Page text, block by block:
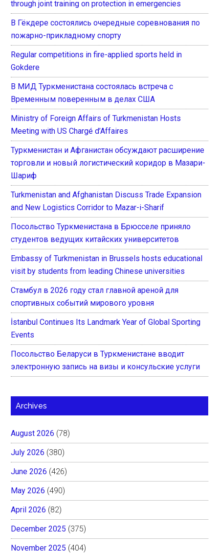
through joint training on protection in emergencies
В Гёкдере состоялись очередные соревнования по
пожарно-прикладному спорту
Regular competitions in fire-applied sports held in
Gokdere
В МИД Туркменистана состоялась встреча с
Временным поверенным в делах США
Ministry of Foreign Affairs of Turkmenistan Hosts
Meeting with US Chargé d’Affaires
Туркменистан и Афганистан обсуждают расширение
торговли и новый логистический коридор в Мазари-
Шариф
Turkmenistan and Afghanistan Discuss Trade Expansion
and New Logistics Corridor to Mazar-i-Sharif
Посольство Туркменистана в Брюсселе приняло
студентов ведущих китайских университетов
Embassy of Turkmenistan in Brussels hosts educational
visit by students from leading Chinese universities
Стамбул в 2026 году стал главной ареной для
спортивных событий мирового уровня
İstanbul Continues Its Landmark Year of Global Sporting
Events
Посольство Беларуси в Туркменистане вводит
электронную запись на визы и консульские услуги
Archives
August 2026 (78)
July 2026 (380)
June 2026 (426)
May 2026 (490)
April 2026 (82)
December 2025 (375)
November 2025 (404)